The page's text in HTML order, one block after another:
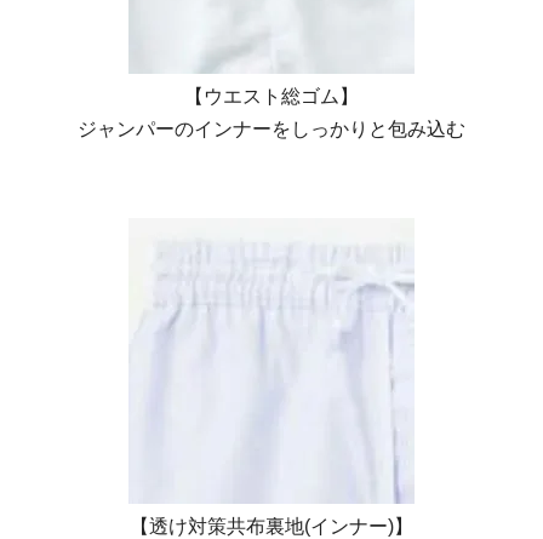
【ウエスト総ゴム】
ジャンパーのインナーをしっかりと包み込む
【透け対策共布裏地(インナー)】